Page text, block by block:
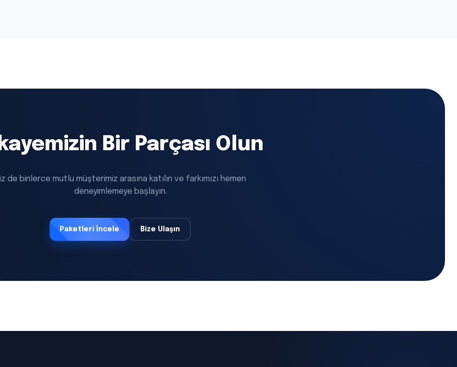
Bir Parçası Olun
de binlerce mutlu müşterimiz arasına katılın ve farkımızı hemen
deneyimlemeye başlayın.
Paketleri İncele Bize Ulaşın